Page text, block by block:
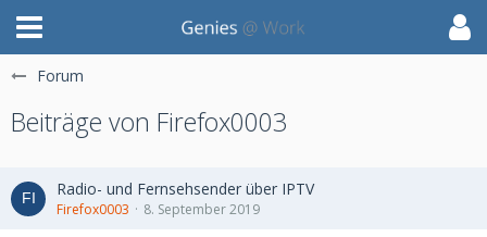
Forum
Beiträge von Firefox0003
Radio- und Fernsehsender über IPTV
Firefox0003 8. September 2019